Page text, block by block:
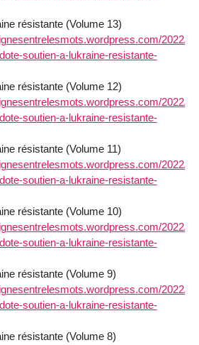
résistante (Volume 13)
2022/
soutien-a-lukraine-resistante-
résistante (Volume 12)
2022/
soutien-a-lukraine-resistante-
résistante (Volume 11)
2022/
soutien-a-lukraine-resistante-
résistante (Volume 10)
2022/
soutien-a-lukraine-resistante-
résistante (Volume 9)
2022/
soutien-a-lukraine-resistante-
résistante (Volume 8)